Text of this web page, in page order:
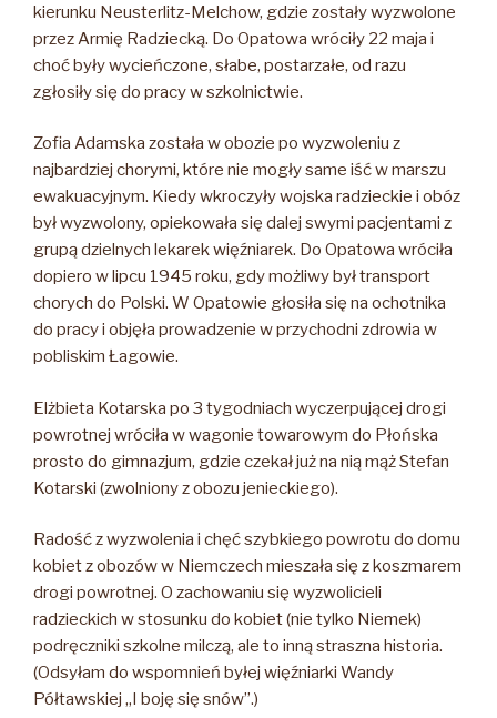
kierunku Neusterlitz-Melchow, gdzie zostały wyzwolone
przez Armię Radziecką. Do Opatowa wróciły 22 maja i
choć były wycieńczone, słabe, postarzałe, od razu
zgłosiły się do pracy w szkolnictwie.
Zofia Adamska została w obozie po wyzwoleniu z
najbardziej chorymi, które nie mogły same iść w marszu
ewakuacyjnym. Kiedy wkroczyły wojska radzieckie i obóz
był wyzwolony, opiekowała się dalej swymi pacjentami z
grupą dzielnych lekarek więźniarek. Do Opatowa wróciła
dopiero w lipcu 1945 roku, gdy możliwy był transport
chorych do Polski. W Opatowie głosiła się na ochotnika
do pracy i objęła prowadzenie w przychodni zdrowia w
pobliskim Łagowie.
Elżbieta Kotarska po 3 tygodniach wyczerpującej drogi
powrotnej wróciła w wagonie towarowym do Płońska
prosto do gimnazjum, gdzie czekał już na nią mąż Stefan
Kotarski (zwolniony z obozu jenieckiego).
Radość z wyzwolenia i chęć szybkiego powrotu do domu
kobiet z obozów w Niemczech mieszała się z koszmarem
drogi powrotnej. O zachowaniu się wyzwolicieli
radzieckich w stosunku do kobiet (nie tylko Niemek)
podręczniki szkolne milczą, ale to inną straszna historia.
(Odsyłam do wspomnień byłej więźniarki Wandy
Półtawskiej „I boję się snów”.)